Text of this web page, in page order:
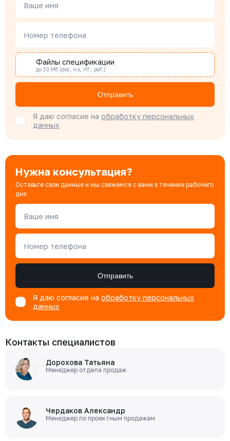
Наталья Гомонова
Бондарюк Евгения
Специалист отдела продаж
Ваше имя
Номер телефона
Файлы спецификации
до 10 Мб (doc, xis, rtf., pdf.)
Отправить
Я даю согласие на обработку персональных
данных
Нужна консультация?
Оставьте свои данные и мы свяжемся с вами в течение рабочего
дня
Ваше имя
Номер телефона
Отправить
Я даю согласие на обработку персональных
данных
Контакты специалистов
Дорохова Татьяна
Менеджер отдела продаж
Чердаков Александр
Менеджер по проектным продажам